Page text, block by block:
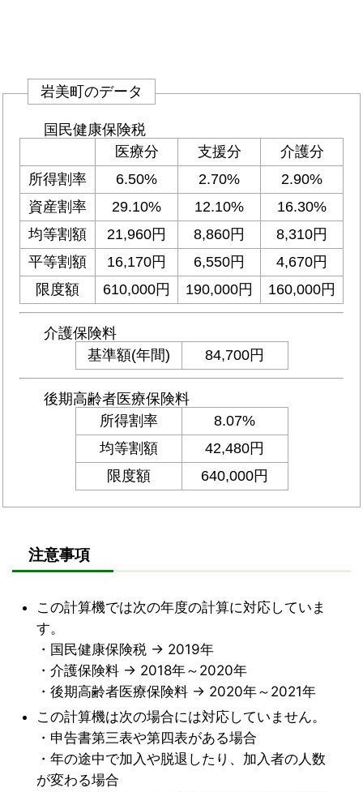
注意事項
この計算機では次の年度の計算に対応していま
す。
・国民健康保険税 → 2019年
・介護保険料 → 2018年～2020年
・後期高齢者医療保険料 → 2020年～2021年
この計算機は次の場合には対応していません。
・申告書第三表や第四表がある場合
・年の途中で加入や脱退したり、加入者の人数
が変わる場合